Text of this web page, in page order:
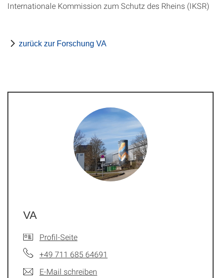
Internationale Kommission zum Schutz des Rheins (IKSR)
zurück zur Forschung VA
VA
Profil-Seite
+49 711 685 64691
E-Mail schreiben